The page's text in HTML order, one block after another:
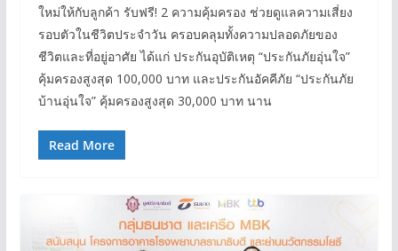
ใหม่ให้กับลูกค้า รับฟรี! 2 ความคุ้มครอง ช่วยดูแลความเสี่ยง
รอบตัวในชีวิตประจำวัน ครอบคลุมทั้งความปลอดภัยของ
ชีวิตและที่อยู่อาศัย ได้แก่ ประกันอุบัติเหตุ “ประกันภัยอุ่นใจ”
คุ้มครองสูงสุด 100,000 บาท และประกันอัคคีภัย “ประกันภัย
บ้านอุ่นใจ” คุ้มครองสูงสุด 30,000 บาท นาน
Read More